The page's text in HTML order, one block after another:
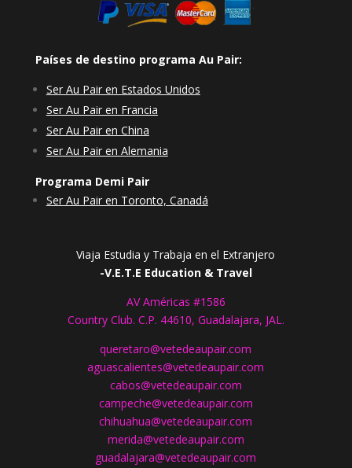
Países de destino programa Au Pair:
Ser Au Pair en Estados Unidos
Ser Au Pair en Francia
Ser Au Pair en China
Ser Au Pair en Alemania
Programa Demi Pair
Ser Au Pair en Toronto, Canadá
Viaja Estudia y Trabaja en el Extranjero
-V.E.T.E Education & Travel
AV Américas #1586
Country Club. C.P. 44610, Guadalajara, JAL.
queretaro@vetedeaupair.com
aguascalientes@vetedeaupair.com
cabos@vetedeaupair.com
campeche@vetedeaupair.com
chihuahua@vetedeaupair.com
merida@vetedeaupair.com
guadalajara@vetedeaupair.com